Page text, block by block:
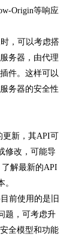
Origin等响应
，可以考虑搭
务器，由代理
件。这样可以
务器的安全性
更新，其API可
修改，可能导
解最新的API
前使用的是旧
题，可考虑升
全模型和功能